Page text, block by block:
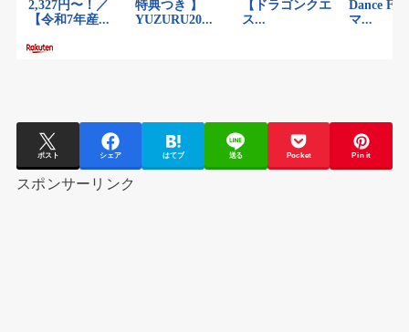
ポスト シェア はてブ 送る Pocket Pin it
スポンサーリンク